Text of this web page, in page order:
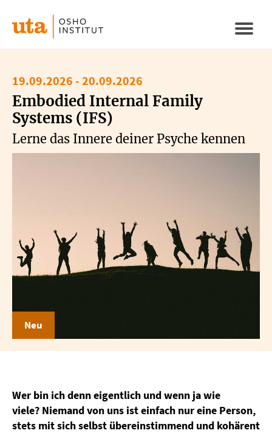
zum
Inhalt
19.09.2026 - 20.09.2026
Embodied Internal Family
Systems (IFS)
Lerne das Innere deiner Psyche kennen
Neu
Wer bin ich denn eigentlich und wenn ja wie
viele? Niemand von uns ist einfach nur eine Person,
stets mit sich selbst übereinstimmend und kohärent